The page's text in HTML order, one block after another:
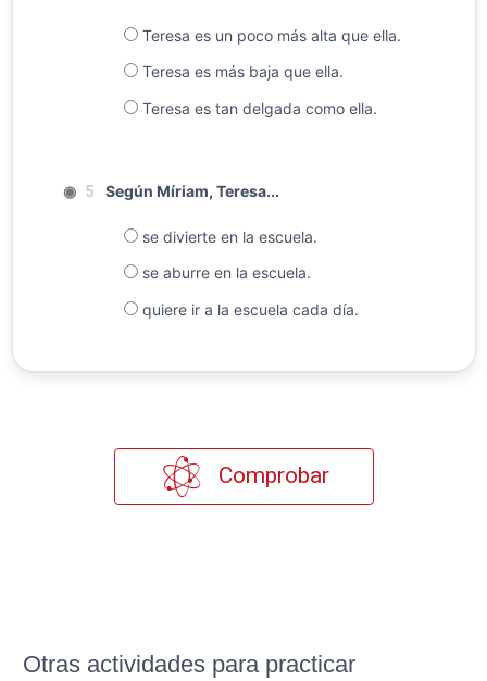
Teresa es un poco más alta que ella.
Teresa es más baja que ella.
Teresa es tan delgada como ella.
◉ 5 Según Míriam, Teresa...
se divierte en la escuela.
se aburre en la escuela.
quiere ir a la escuela cada día.
Comprobar
Otras actividades para practicar